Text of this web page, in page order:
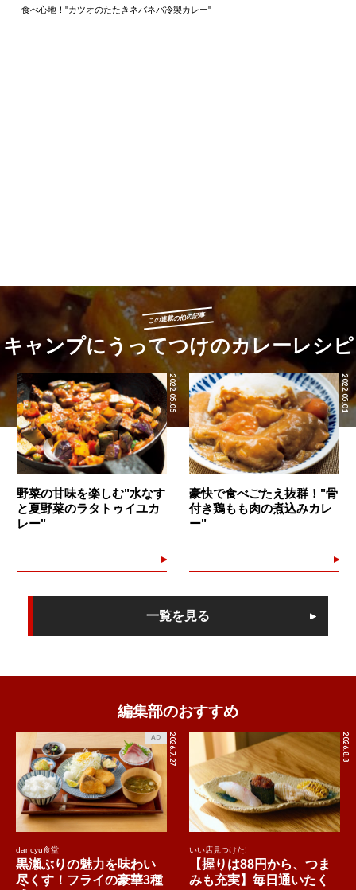
食べ心地！"カツオのたたきネバネバ冷製カレー"
この連載の他の記事
キャンプにうってつけのカレーレシピ
2022.05.05
野菜の甘味を楽しむ"水なす
と夏野菜のラタトゥイユカ
レー"
2022.05.01
豪快で食べごたえ抜群！"骨
付き鶏もも肉の煮込みカレ
ー"
一覧を見る
編集部のおすすめ
2026.7.27
AD
dancyu食堂
黒瀬ぶりの魅力を味わい
尽くす！フライの豪華3種
2026.8.8
いい店見つけた!
【握りは88円から、つま
みも充実】毎日通いたく